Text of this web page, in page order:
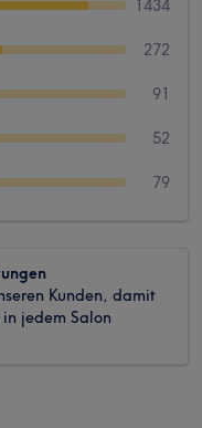
1434
272
91
52
79
Kunden, damit
jedem Salon